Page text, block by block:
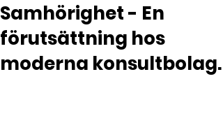
Samhörighet - En
förutsättning hos
moderna konsultbolag.